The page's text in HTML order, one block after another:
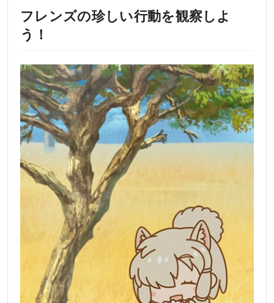
フレンズの珍しい行動を観察しよ
う！